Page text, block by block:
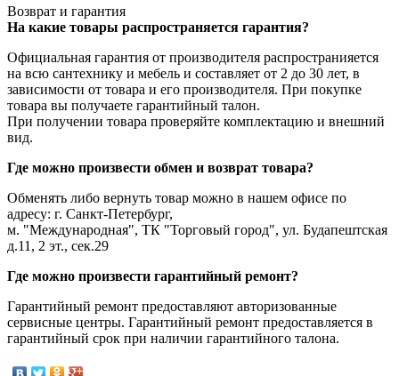
Возврат и гарантия
На какие товары распространяется гарантия?
Официальная гарантия от производителя распространияется
на всю сантехнику и мебель и составляет от 2 до 30 лет, в
зависимости от товара и его производителя. При покупке
товара вы получаете гарантийный талон.
При получении товара проверяйте комплектацию и внешний
вид.
Где можно произвести обмен и возврат товара?
Обменять либо вернуть товар можно в нашем офисе по
адресу: г. Санкт-Петербург,
м. "Международная", ТК "Торговый город", ул. Будапештская
д.11, 2 эт., сек.29
Где можно произвести гарантийный ремонт?
Гарантийный ремонт предоставляют авторизованные
сервисные центры. Гарантийный ремонт предоставляется в
гарантийный срок при наличии гарантийного талона.